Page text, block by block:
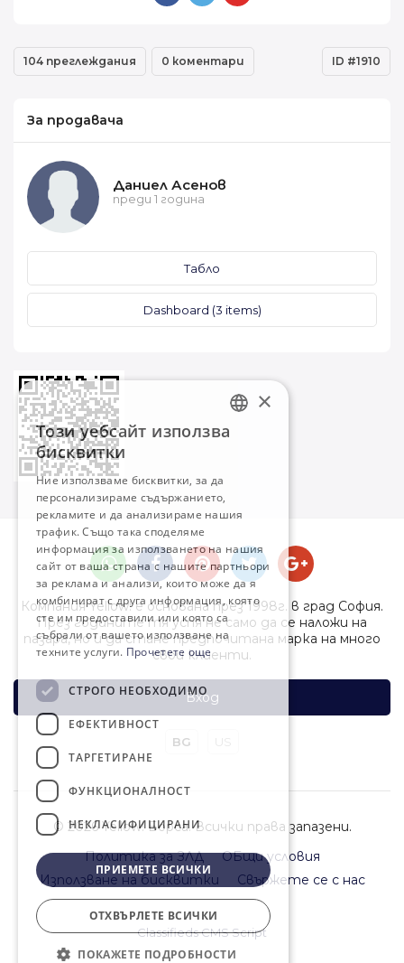
104 преглеждания 0 коментари ID #1910
За продавача
Даниел Асенов
преди 1 година
Табло
Dashboard (3 items)
Компания Yellow! е основана през 1998г. в град София.
През годините тя успя не само да се наложи на
пазара, но и да стане предпочитана марка на много
свои клиенти.
Вход
BG
© 2026 Yellow! Борса. Всички права запазени.
Политика за ЗЛД
ОБщи условия
Използване на бисквитки
Свържете се с нас
Classifieds CMS Script
BULGARIAN
×
Този уебсайт използва
бисквитки
Ние използваме бисквитки, за да
персонализираме съдържанието,
рекламите и да анализираме нашия
трафик. Също така споделяме
информация за използването на нашия
сайт от ваша страна с нашите партньори
за реклама и анализи, които може да я
комбинират с друга информация, която
сте им предоставили или която са
събрали от вашето използване на
техните услуги. Прочетете още
СТРОГО НЕОБХОДИМО
ЕФЕКТИВНОСТ
ТАРГЕТИРАНЕ
ФУНКЦИОНАЛНОСТ
НЕКЛАСИФИЦИРАНИ
ПРИЕМЕТЕ ВСИЧКИ
ОТХВЪРЛЕТЕ ВСИЧКИ
ПОКАЖЕТЕ ПОДРОБНОСТИ